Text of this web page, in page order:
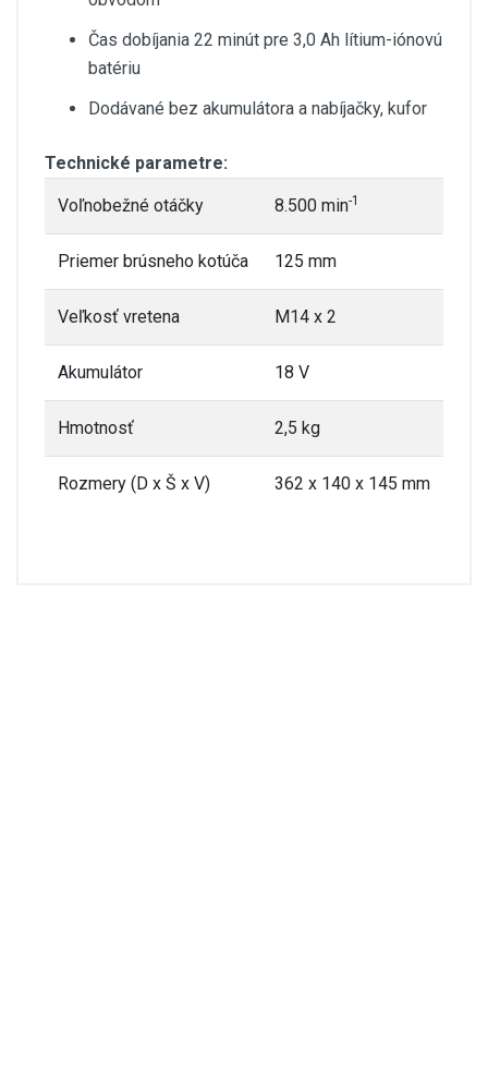
Čas dobíjania 22 minút pre 3,0 Ah lítium-iónovú
batériu
Dodávané bez akumulátora a nabíjačky, kufor
Technické parametre:
Voľnobežné otáčky 8.500 min-1
Priemer brúsneho kotúča 125 mm
Veľkosť vretena M14 x 2
Akumulátor 18 V
Hmotnosť 2,5 kg
Rozmery (D x Š x V) 362 x 140 x 145 mm